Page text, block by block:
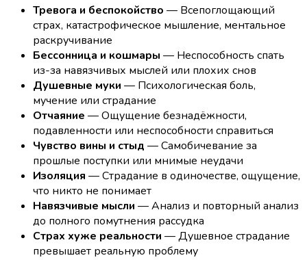
Тревога и беспокойство — Всепоглощающий
страх, катастрофическое мышление, ментальное
раскручивание
Бессонница и кошмары — Неспособность спать
из-за навязчивых мыслей или плохих снов
Душевные муки — Психологическая боль,
мучение или страдание
Отчаяние — Ощущение безнадёжности,
подавленности или неспособности справиться
Чувство вины и стыд — Самобичевание за
прошлые поступки или мнимые неудачи
Изоляция — Страдание в одиночестве, ощущение,
что никто не понимает
Навязчивые мысли — Анализ и повторный анализ
до полного помутнения рассудка
Страх хуже реальности — Душевное страдание
превышает реальную проблему